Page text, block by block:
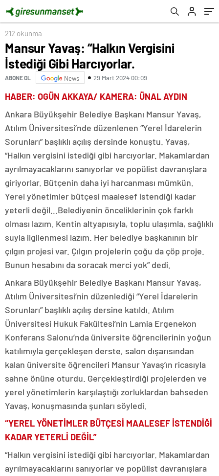
212 okunma
Mansur Yavaş: “Halkın Vergisini
İstediği Gibi Harcıyorlar.
ABONE OL News 29 Mart 2024 00:09
HABER: OGÜN AKKAYA/ KAMERA: ÜNAL AYDIN
Ankara Büyükşehir Belediye Başkanı Mansur Yavaş,
Atılım Üniversitesi’nde düzenlenen “Yerel İdarelerin
Sorunları” başlıklı açılış dersinde konuştu. Yavaş,
“Halkın vergisini istediği gibi harcıyorlar. Makamlardan
ayrılmayacaklarını sanıyorlar ve popülist davranışlara
giriyorlar. Bütçenin daha iyi harcanması mümkün.
Yerel yönetimler bütçesi maalesef istendiği kadar
yeterli değil…Belediyenin önceliklerinin çok farklı
olması lazım. Kentin altyapısıyla, toplu ulaşımla, sağlıklı
suyla ilgilenmesi lazım. Her belediye başkanının bir
çılgın projesi var. Çılgın projelerin çoğu da çöp proje.
Bunun hesabını da soracak merci yok” dedi.
Ankara Büyükşehir Belediye Başkanı Mansur Yavaş,
Atılım Üniversitesi’nin düzenlediği “Yerel İdarelerin
Sorunları” başlıklı açılış dersine katıldı. Atılım
Üniversitesi Hukuk Fakültesi’nin Lamia Ergenekon
Konferans Salonu’nda üniversite öğrencilerinin yoğun
katılımıyla gerçekleşen derste, salon dışarısından
kalan üniversite öğrencileri Mansur Yavaş’ın ricasıyla
sahne önüne oturdu. Gerçekleştirdiği projelerden ve
yerel yönetimlerin karşılaştığı zorluklardan bahseden
Yavaş, konuşmasında şunları söyledi.
“YEREL YÖNETİMLER BÜTÇESİ MAALESEF İSTENDİĞİ
KADAR YETERLİ DEĞİL”
“Halkın vergisini istediği gibi harcıyorlar. Makamlardan
ayrılmayacaklarını sanıyorlar ve popülist davranışlara